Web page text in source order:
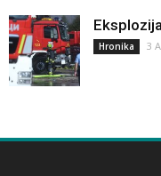
Hronika 3